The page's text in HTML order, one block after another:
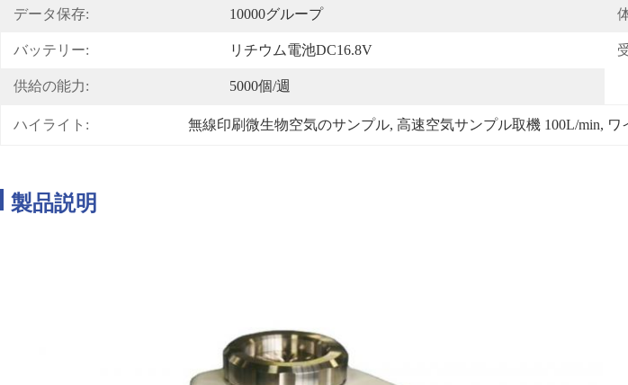
データ保存: 10000グループ
バッテリー: リチウム電池DC16.8V
供給の能力: 5000個/週
ハイライト: 無線印刷微生物空気のサンプル, 高速空気サンプル取機 100L/min, ワ
製品説明